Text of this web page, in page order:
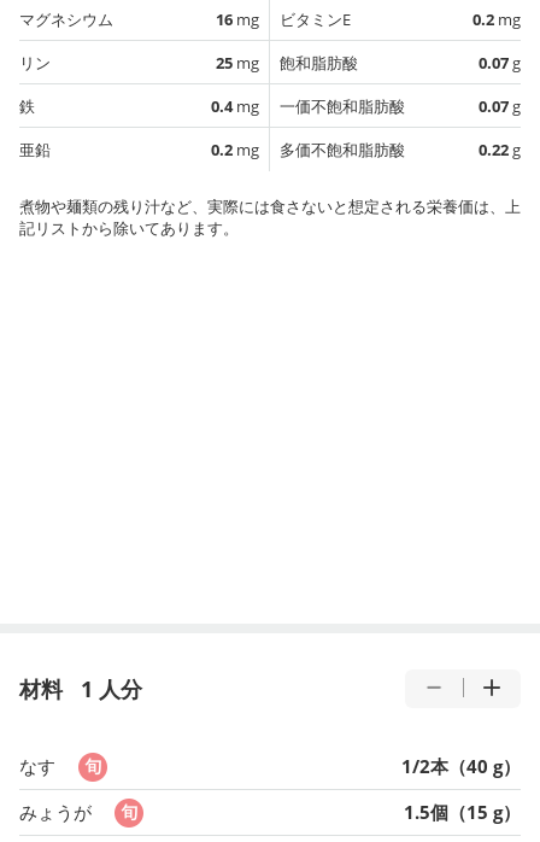
マグネシウム
16 mg
リン
25 mg
鉄
0.4mg
亜鉛
0.2 mg
ビタミンE
0.2 mg
飽和脂肪酸
0.07g
一価不飽和脂肪酸
0.07g
多価不飽和脂肪酸
0.22g
煮物や麺類の残り汁など、実際には食さないと想定される栄養価は、上
記リストから除いてあります。
材料 1 人分
なす
1/2本（40 g）
みょうが
1.5個（15 g）